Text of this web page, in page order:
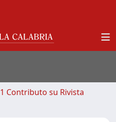
1 Contributo su Rivista